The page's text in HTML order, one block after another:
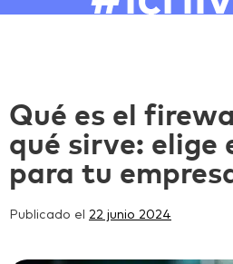
Qué es el
qué sirve: elige
para tu
Publicado el 22 junio 2024